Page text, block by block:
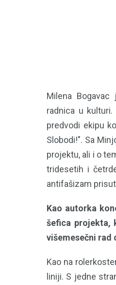
Milena
radnica u
predvodi ekipu
Slobodi!". Sa
projektu, ali i o
tridesetih i
antifašizam
Kao autorka
šefica projekta,
višemesečni rad
Kao na
liniji. S jedne